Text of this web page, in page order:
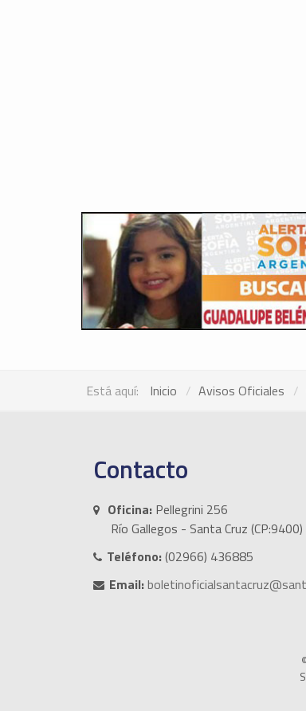
Está aquí: Inicio Avisos Oficiales
Contacto
Oficina: Pellegrini 256
Río Gallegos - Santa Cruz (CP:9400)
Teléfono:(02966) 436885
Email: